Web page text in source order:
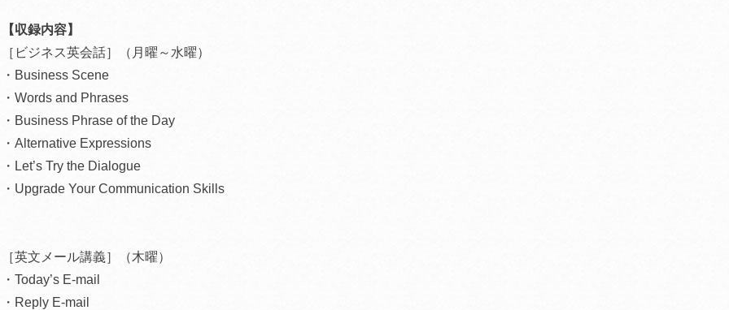
【収録内容】
［ビジネス英会話］（月曜～水曜）
・Business Scene
・Words and Phrases
・Business Phrase of the Day
・Alternative Expressions
・Let’s Try the Dialogue
・Upgrade Your Communication Skills
［英文メール講義］（木曜）
・Today’s E-mail
・Reply E-mail